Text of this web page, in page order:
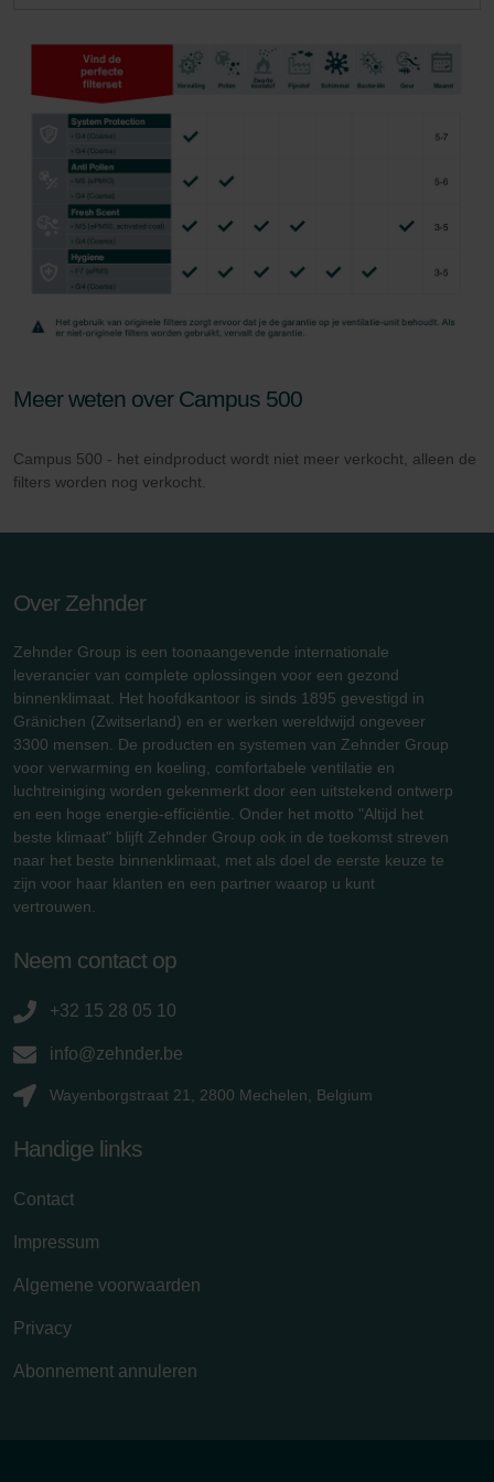
Zehnder Polska Sp. z o.o.: Oświadczenie o ochronie
danych Zehnder
Zehnder Group UK Limited: Privacy Policy
Meer weten over Campus 500
Campus 500 - het eindproduct wordt niet meer verkocht, alleen de
filters worden nog verkocht.
Over Zehnder
Zehnder Group is een toonaangevende internationale
leverancier van complete oplossingen voor een gezond
binnenklimaat. Het hoofdkantoor is sinds 1895 gevestigd in
Gränichen (Zwitserland) en er werken wereldwijd ongeveer
3300 mensen. De producten en systemen van Zehnder Group
voor verwarming en koeling, comfortabele ventilatie en
luchtreiniging worden gekenmerkt door een uitstekend ontwerp
en een hoge energie-efficiëntie. Onder het motto "Altijd het
beste klimaat" blijft Zehnder Group ook in de toekomst streven
naar het beste binnenklimaat, met als doel de eerste keuze te
zijn voor haar klanten en een partner waarop u kunt
vertrouwen.
Neem contact op
+32 15 28 05 10
info@zehnder.be
Wayenborgstraat 21, 2800 Mechelen, Belgium
Handige links
Contact
Impressum
Algemene voorwaarden
Privacy
Abonnement annuleren